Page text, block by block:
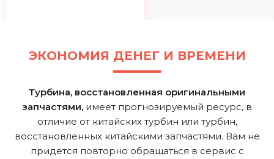
ЭКОНОМИЯ ДЕНЕГ И ВРЕМЕНИ
Турбина, восстановленная оригинальными
запчастями, имеет прогнозируемый ресурс, в
отличие от китайских турбин или турбин,
восстановленных китайскими запчастями. Вам не
придется повторно обращаться в сервис с